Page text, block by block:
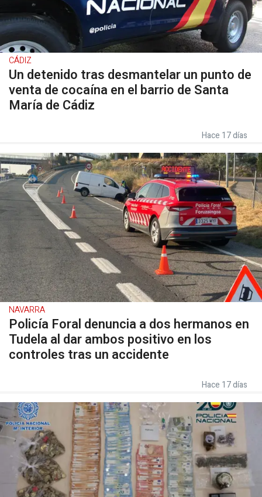
CÁDIZ
Un detenido tras desmantelar un punto de
venta de cocaína en el barrio de Santa
María de Cádiz
Hace 17 días
NAVARRA
Policía Foral denuncia a dos hermanos en
Tudela al dar ambos positivo en los
controles tras un accidente
Hace 17 días